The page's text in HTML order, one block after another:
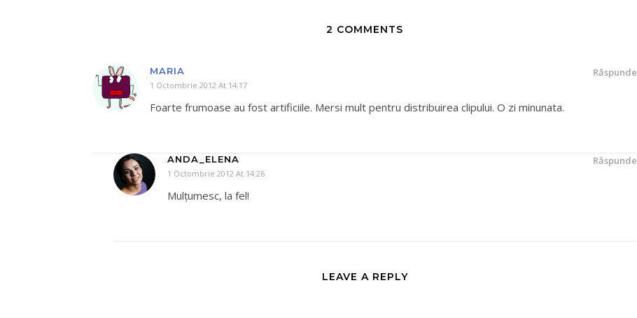
2 COMMENTS
MARIA
1 Octombrie 2012 At 14:17
Răspunde
Foarte frumoase au fost artificiile. Mersi mult pentru distribuirea clipului. O zi minunata.
ANDA_ELENA
1 Octombrie 2012 At 14:26
Răspunde
Mulţumesc, la fel!
LEAVE A REPLY